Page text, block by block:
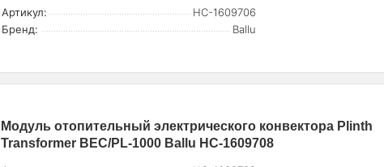
Артикул:
НС-1609706
Бренд:
Ballu
Модуль отопительный электрического конвектора Plinth
Transformer BEC/PL-1000 Ballu НС-1609708